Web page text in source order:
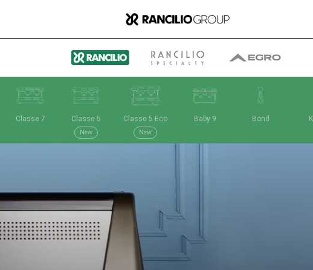
Classe 7 Classe 5
New
Classe 5 Eco
New
Baby 9 Bond
Il gruppo
Chi siamo
Cosa Facciamo